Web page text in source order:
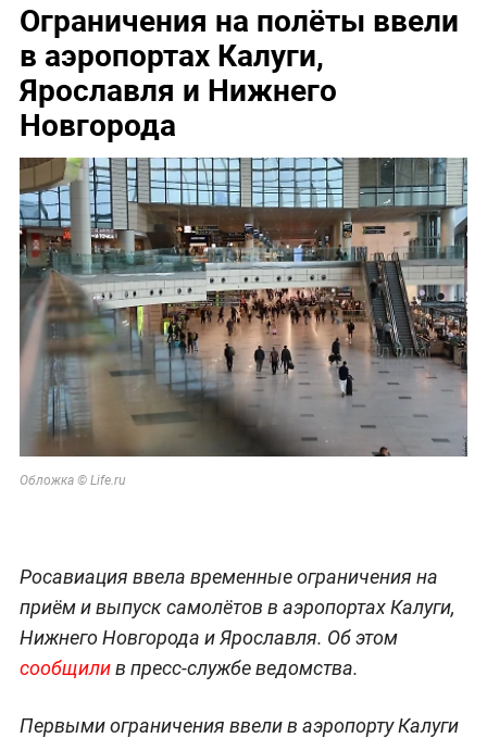
Ограничения на полёты ввели
в аэропортах Калуги,
Ярославля и Нижнего
Новгорода
Обложка © Life.ru
Росавиация ввела временные ограничения на
приём и выпуск самолётов в аэропортах Калуги,
Нижнего Новгорода и Ярославля. Об этом
сообщилив пресс-службе ведомства.
Первыми ограничения ввели в аэропорту Калуги